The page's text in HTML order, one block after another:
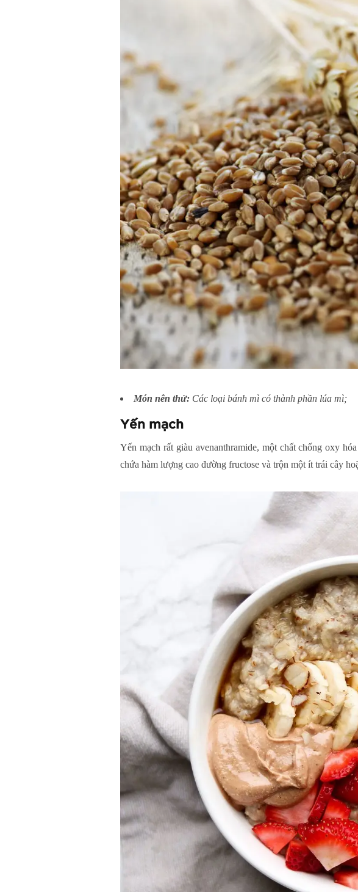
Món nên thử: Các loại bánh mì có thành phần lúa mì;
Yến mạch
Yến mạch rất giàu avenanthramide, một chất chống oxy
chứa hàm lượng cao đường fructose và trộn một ít trái cây